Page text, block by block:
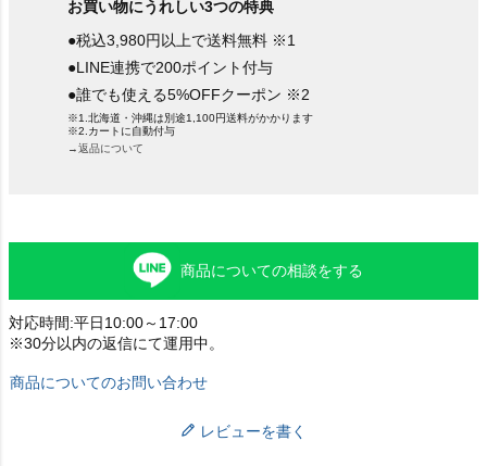
お買い物にうれしい3つの特典
●税込3,980円以上で送料無料 ※1
●LINE連携で200ポイント付与
●誰でも使える5%OFFクーポン ※2
※1.北海道・沖縄は別途1,100円送料がかかります
※2.カートに自動付与
→返品について
商品についての相談をする
対応時間:平日10:00～17:00
※30分以内の返信にて運用中。
商品についてのお問い合わせ
レビューを書く